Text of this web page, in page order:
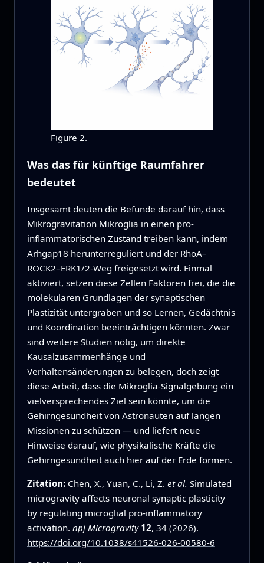
Figure 2.
Was das für künftige Raumfahrer
bedeutet
Insgesamt deuten die Befunde darauf hin, dass
Mikrogravitation Mikroglia in einen pro-
inflammatorischen Zustand treiben kann, indem
Arhgap18 herunterreguliert und der RhoA–
ROCK2–ERK1/2-Weg freigesetzt wird. Einmal
aktiviert, setzen diese Zellen Faktoren frei, die die
molekularen Grundlagen der synaptischen
Plastizität untergraben und so Lernen, Gedächtnis
und Koordination beeinträchtigen könnten. Zwar
sind weitere Studien nötig, um direkte
Kausalzusammenhänge und
Verhaltensänderungen zu belegen, doch zeigt
diese Arbeit, dass die Mikroglia-Signalgebung ein
vielversprechendes Ziel sein könnte, um die
Gehirngesundheit von Astronauten auf langen
Missionen zu schützen — und liefert neue
Hinweise darauf, wie physikalische Kräfte die
Gehirngesundheit auch hier auf der Erde formen.
Zitation: Chen, X., Yuan, C., Li, Z. et al. Simulated
microgravity affects neuronal synaptic plasticity
by regulating microglial pro-inflammatory
activation. npj Microgravity 12, 34 (2026).
https://doi.org/10.1038/s41526-026-00580-6